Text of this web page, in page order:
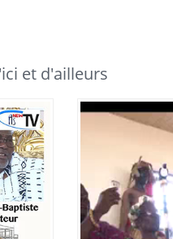
et d'ailleurs